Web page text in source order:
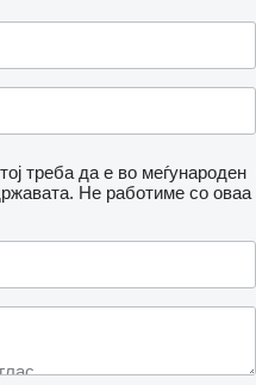
треба да е во меѓународен
Не работиме со оваа